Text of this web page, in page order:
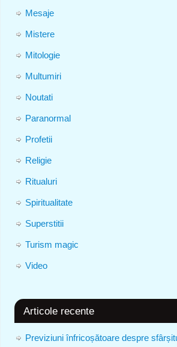
Mesaje
Mistere
Mitologie
Multumiri
Noutati
Paranormal
Profetii
Religie
Ritualuri
Spiritualitate
Superstitii
Turism magic
Video
Articole recente
Previziuni înfricoșătoare despre